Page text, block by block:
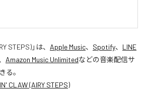
STEPS)」は、 Apple Music、 Spotify、 LINE
Amazon Music Unlimitedなどの音楽配信サ
る。
CLAW (AIRY STEPS)